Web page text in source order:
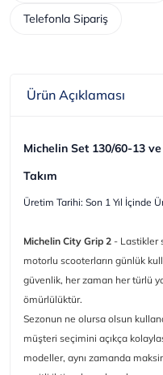
Telefonla Sipariş
Ürün Açıklaması
Michelin Set 130/60-13
Takım
Üretim Tarihi: Son 1 Yıl İçinde
Michelin City Grip 2 - Lastikler
motorlu scooterların günlük
güvenlik, her zaman her türlü
ömürlülüktür.
Sezonun ne olursa olsun
müşteri seçimini açıkça
modeller, aynı zamanda